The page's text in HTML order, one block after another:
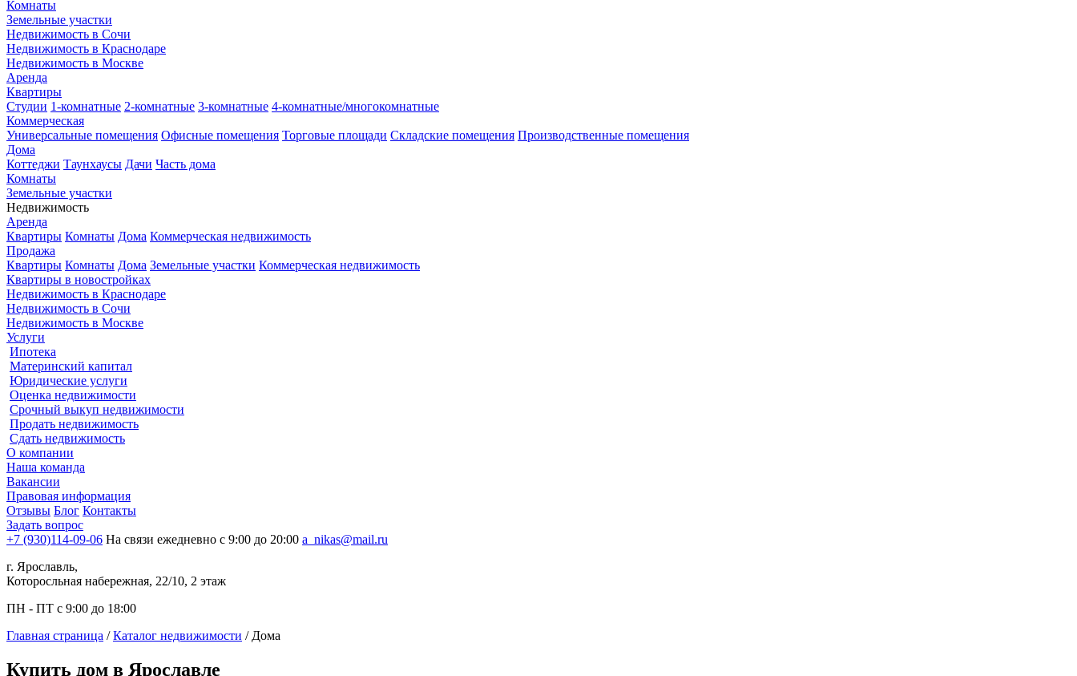
Комнаты
Земельные участки
Недвижимость в Сочи
Недвижимость в Краснодаре
Недвижимость в Москве
Аренда
Квартиры
Студии 1-комнатные 2-комнатные 3-комнатные 4-комнатные/многокомнатные
Коммерческая
Универсальные помещения Офисные помещения Торговые площади Складские помещения Производственные помещения
Дома
Коттеджи Таунхаусы Дачи Часть дома
Комнаты
Земельные участки
Недвижимость
Аренда
Квартиры Комнаты Дома Коммерческая недвижимость
Продажа
Квартиры Комнаты Дома Земельные участки Коммерческая недвижимость
Квартиры в новостройках
Недвижимость в Краснодаре
Недвижимость в Сочи
Недвижимость в Москве
Услуги
Ипотека
Материнский капитал
Юридические услуги
Оценка недвижимости
Срочный выкуп недвижимости
Продать недвижимость
Сдать недвижимость
О компании
Наша команда
Вакансии
Правовая информация
Отзывы Блог Контакты
Задать вопрос
+7 (930)114-09-06 На связи ежедневно с 9:00 до 20:00 a_nikas@mail.ru
г. Ярославль,
Которосльная набережная, 22/10, 2 этаж
ПН - ПТ с 9:00 до 18:00
Главная страница /Каталог недвижимости / Дома
Купить дом в Ярославле